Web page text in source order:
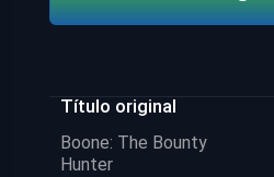
Título original
Boone: The Bounty
Hunter